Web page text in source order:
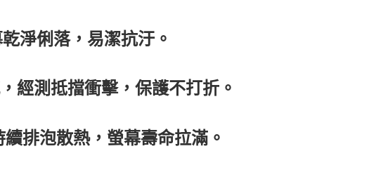
淨俐落，易潔抗汙。
經測抵擋衝擊，保護不打折。
排泡散熱，螢幕壽命拉滿。